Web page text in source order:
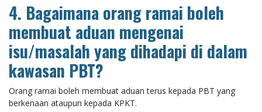
4. Bagaimana orang ramai boleh
membuat aduan mengenai
isu/masalah yang dihadapi di dalam
kawasan PBT?
Orang ramai boleh membuat aduan terus kepada PBT yang
berkenaan ataupun kepada KPKT.